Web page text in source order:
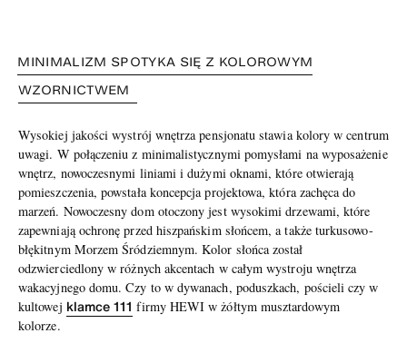
MINIMALIZM SPOTYKA SIĘ Z KOLOROWYM
WZORNICTWEM
Wysokiej jakości wystrój wnętrza pensjonatu stawia kolory w centrum
uwagi. W połączeniu z minimalistycznymi pomysłami na wyposażenie
wnętrz, nowoczesnymi liniami i dużymi oknami, które otwierają
pomieszczenia, powstała koncepcja projektowa, która zachęca do
marzeń. Nowoczesny dom otoczony jest wysokimi drzewami, które
zapewniają ochronę przed hiszpańskim słońcem, a także turkusowo-
błękitnym Morzem Śródziemnym. Kolor słońca został
odzwierciedlony w różnych akcentach w całym wystroju wnętrza
wakacyjnego domu. Czy to w dywanach, poduszkach, pościeli czy w
kultowej klamce 111 firmy HEWI w żółtym musztardowym
kolorze.